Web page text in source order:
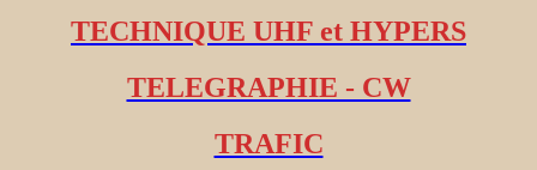
TECHNIQUE UHF et HYPERS
TELEGRAPHIE - CW
TRAFIC